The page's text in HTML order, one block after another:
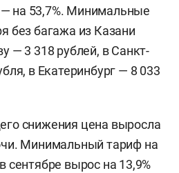
на 53,7%. Минимальные
без багажа из Казани
— 3 318 рублей, в Санкт-
в Екатеринбург — 8 033
снижения цена выросла
Минимальный тариф на
сентябре вырос на 13,9%